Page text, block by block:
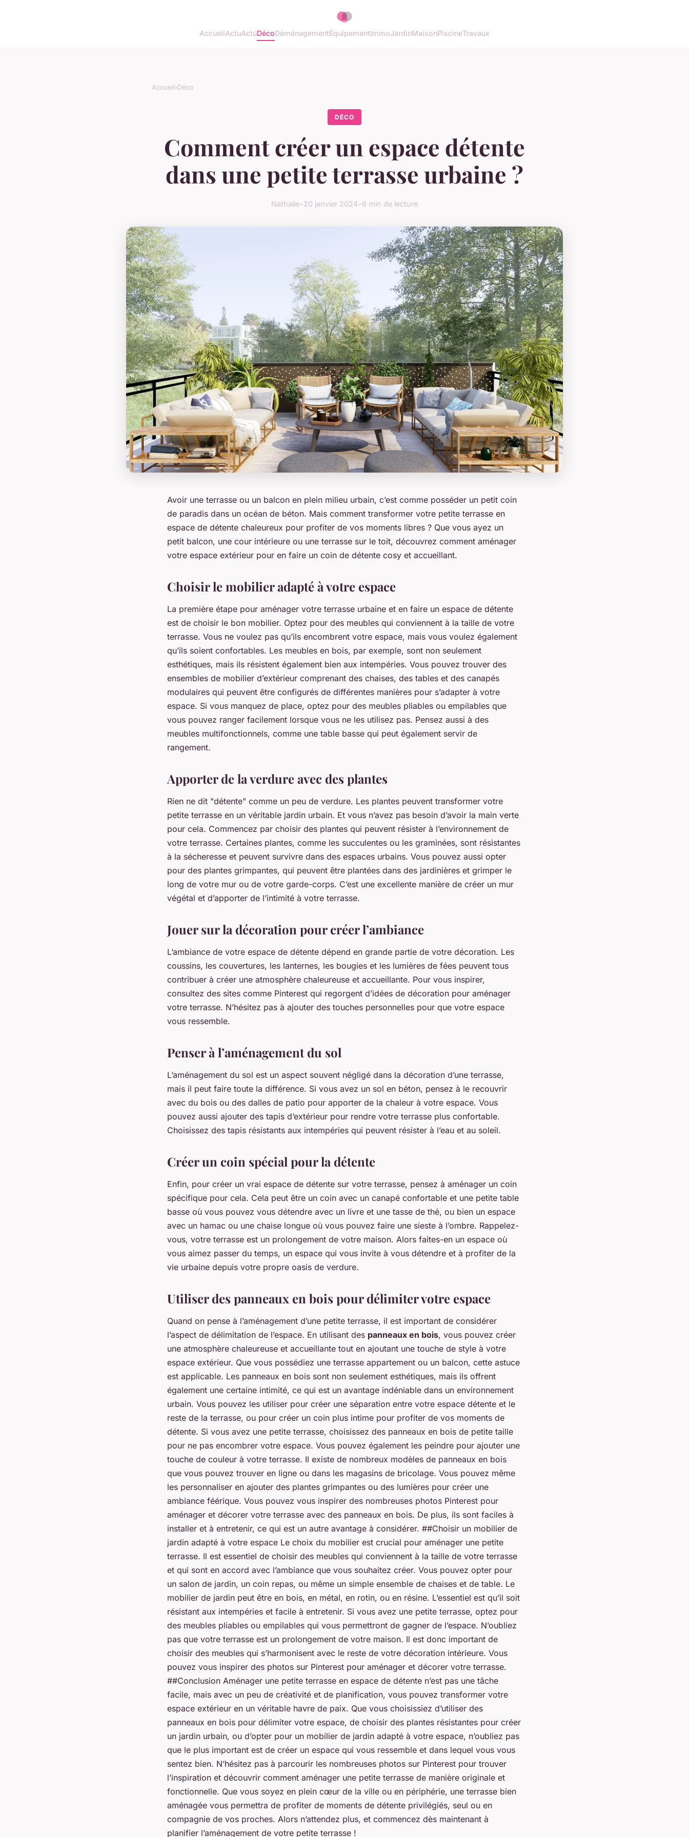
AccueilActuActuDécoDéménagementÉquipementImmoJardinMaisonPiscineTravaux
Accueil›Déco
DÉCO
Comment créer un espace détente
dans une petite terrasse urbaine ?
Nathalie•20 janvier 2024•6 min de lecture
Avoir une terrasse ou un balcon en plein milieu urbain, c’est comme posséder un petit coin
de paradis dans un océan de béton. Mais comment transformer votre petite terrasse en
espace de détente chaleureux pour profiter de vos moments libres ? Que vous ayez un
petit balcon, une cour intérieure ou une terrasse sur le toit, découvrez comment aménager
votre espace extérieur pour en faire un coin de détente cosy et accueillant.
Choisir le mobilier adapté à votre espace
La première étape pour aménager votre terrasse urbaine et en faire un espace de détente
est de choisir le bon mobilier. Optez pour des meubles qui conviennent à la taille de votre
terrasse. Vous ne voulez pas qu’ils encombrent votre espace, mais vous voulez également
qu’ils soient confortables. Les meubles en bois, par exemple, sont non seulement
esthétiques, mais ils résistent également bien aux intempéries. Vous pouvez trouver des
ensembles de mobilier d’extérieur comprenant des chaises, des tables et des canapés
modulaires qui peuvent être configurés de différentes manières pour s’adapter à votre
espace. Si vous manquez de place, optez pour des meubles pliables ou empilables que
vous pouvez ranger facilement lorsque vous ne les utilisez pas. Pensez aussi à des
meubles multifonctionnels, comme une table basse qui peut également servir de
rangement.
Apporter de la verdure avec des plantes
Rien ne dit "détente" comme un peu de verdure. Les plantes peuvent transformer votre
petite terrasse en un véritable jardin urbain. Et vous n’avez pas besoin d’avoir la main verte
pour cela. Commencez par choisir des plantes qui peuvent résister à l’environnement de
votre terrasse. Certaines plantes, comme les succulentes ou les graminées, sont résistantes
à la sécheresse et peuvent survivre dans des espaces urbains. Vous pouvez aussi opter
pour des plantes grimpantes, qui peuvent être plantées dans des jardinières et grimper le
long de votre mur ou de votre garde-corps. C’est une excellente manière de créer un mur
végétal et d’apporter de l’intimité à votre terrasse.
Jouer sur la décoration pour créer l’ambiance
L’ambiance de votre espace de détente dépend en grande partie de votre décoration. Les
coussins, les couvertures, les lanternes, les bougies et les lumières de fées peuvent tous
contribuer à créer une atmosphère chaleureuse et accueillante. Pour vous inspirer,
consultez des sites comme Pinterest qui regorgent d’idées de décoration pour aménager
votre terrasse. N’hésitez pas à ajouter des touches personnelles pour que votre espace
vous ressemble.
Penser à l’aménagement du sol
L’aménagement du sol est un aspect souvent négligé dans la décoration d’une terrasse,
mais il peut faire toute la différence. Si vous avez un sol en béton, pensez à le recouvrir
avec du bois ou des dalles de patio pour apporter de la chaleur à votre espace. Vous
pouvez aussi ajouter des tapis d’extérieur pour rendre votre terrasse plus confortable.
Choisissez des tapis résistants aux intempéries qui peuvent résister à l’eau et au soleil.
Créer un coin spécial pour la détente
Enfin, pour créer un vrai espace de détente sur votre terrasse, pensez à aménager un coin
spécifique pour cela. Cela peut être un coin avec un canapé confortable et une petite table
basse où vous pouvez vous détendre avec un livre et une tasse de thé, ou bien un espace
avec un hamac ou une chaise longue où vous pouvez faire une sieste à l’ombre. Rappelez-
vous, votre terrasse est un prolongement de votre maison. Alors faites-en un espace où
vous aimez passer du temps, un espace qui vous invite à vous détendre et à profiter de la
vie urbaine depuis votre propre oasis de verdure.
Utiliser des panneaux en bois pour délimiter votre espace
Quand on pense à l’aménagement d’une petite terrasse, il est important de considérer
l’aspect de délimitation de l’espace. En utilisant des panneaux en bois, vous pouvez créer
une atmosphère chaleureuse et accueillante tout en ajoutant une touche de style à votre
espace extérieur. Que vous possédiez une terrasse appartement ou un balcon, cette astuce
est applicable. Les panneaux en bois sont non seulement esthétiques, mais ils offrent
également une certaine intimité, ce qui est un avantage indéniable dans un environnement
urbain. Vous pouvez les utiliser pour créer une séparation entre votre espace détente et le
reste de la terrasse, ou pour créer un coin plus intime pour profiter de vos moments de
détente. Si vous avez une petite terrasse, choisissez des panneaux en bois de petite taille
pour ne pas encombrer votre espace. Vous pouvez également les peindre pour ajouter une
touche de couleur à votre terrasse. Il existe de nombreux modèles de panneaux en bois
que vous pouvez trouver en ligne ou dans les magasins de bricolage. Vous pouvez même
les personnaliser en ajouter des plantes grimpantes ou des lumières pour créer une
ambiance féérique. Vous pouvez vous inspirer des nombreuses photos Pinterest pour
aménager et décorer votre terrasse avec des panneaux en bois. De plus, ils sont faciles à
installer et à entretenir, ce qui est un autre avantage à considérer. ##Choisir un mobilier de
jardin adapté à votre espace Le choix du mobilier est crucial pour aménager une petite
terrasse. Il est essentiel de choisir des meubles qui conviennent à la taille de votre terrasse
et qui sont en accord avec l’ambiance que vous souhaitez créer. Vous pouvez opter pour
un salon de jardin, un coin repas, ou même un simple ensemble de chaises et de table. Le
mobilier de jardin peut être en bois, en métal, en rotin, ou en résine. L’essentiel est qu’il soit
résistant aux intempéries et facile à entretenir. Si vous avez une petite terrasse, optez pour
des meubles pliables ou empilables qui vous permettront de gagner de l’espace. N’oubliez
pas que votre terrasse est un prolongement de votre maison. Il est donc important de
choisir des meubles qui s’harmonisent avec le reste de votre décoration intérieure. Vous
pouvez vous inspirer des photos sur Pinterest pour aménager et décorer votre terrasse.
##Conclusion Aménager une petite terrasse en espace de détente n’est pas une tâche
facile, mais avec un peu de créativité et de planification, vous pouvez transformer votre
espace extérieur en un véritable havre de paix. Que vous choisissiez d’utiliser des
panneaux en bois pour délimiter votre espace, de choisir des plantes résistantes pour créer
un jardin urbain, ou d’opter pour un mobilier de jardin adapté à votre espace, n’oubliez pas
que le plus important est de créer un espace qui vous ressemble et dans lequel vous vous
sentez bien. N’hésitez pas à parcourir les nombreuses photos sur Pinterest pour trouver
l’inspiration et découvrir comment aménager une petite terrasse de manière originale et
fonctionnelle. Que vous soyez en plein cœur de la ville ou en périphérie, une terrasse bien
aménagée vous permettra de profiter de moments de détente privilégiés, seul ou en
compagnie de vos proches. Alors n’attendez plus, et commencez dès maintenant à
planifier l’aménagement de votre petite terrasse !